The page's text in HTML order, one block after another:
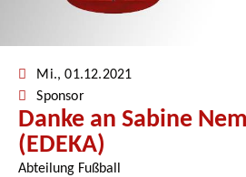
Mi., 01.12.2021
Sponsor
Danke an Sabine
(EDEKA)
Abteilung Fußball